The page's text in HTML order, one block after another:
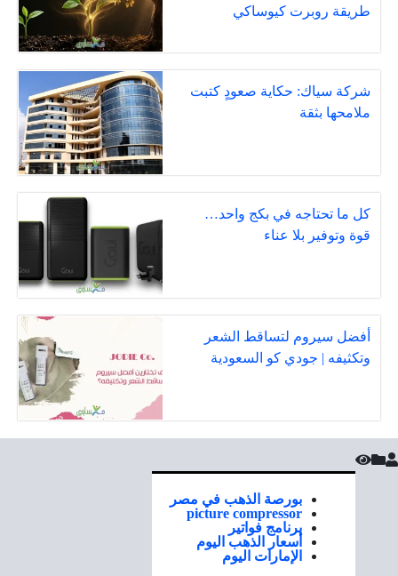
طريقة روبرت كيوساكي
شركة سياك: حكاية صعودٍ كتبت
ملامحها بثقة
كل ما تحتاجه في بكج واحد…
قوة وتوفير بلا عناء
أفضل سيروم لتساقط الشعر
وتكثيفه | جودي كو السعودية
بورصة الذهب في مصر
picture compressor
برنامج فواتير
أسعار الذهب اليوم
الإمارات اليوم